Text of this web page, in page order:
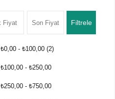
Filtrele
₺0,00 - ₺100,00 (2)
₺100,00 - ₺250,00
₺250,00 - ₺750,00